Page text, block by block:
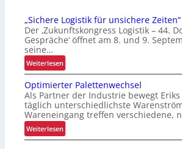
„Sichere Logistik für unsichere Zeiten“
Der ‚Zukunftskongress Logistik – 44.
Gespräche‘ öffnet am 8. und 9.
seine…
Weiterlesen:
„
S
i
c
h
e
r
Optimierter Palettenwechsel
Als Partner der Industrie bewegt
täglich unterschiedlichste
Wareneingang treffen verschiedene,
Weiterlesen:
O